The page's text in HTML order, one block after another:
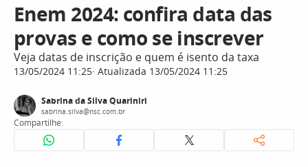
Enem 2024: confira data das
provas e como se inscrever
Veja datas de inscrição e quem é isento da taxa
13/05/2024 11:25 Atualizada 13/05/2024 11:25
Sabrina da Silva Quariniri
sabrina.silva@nsc.com.br
Compartilhe: